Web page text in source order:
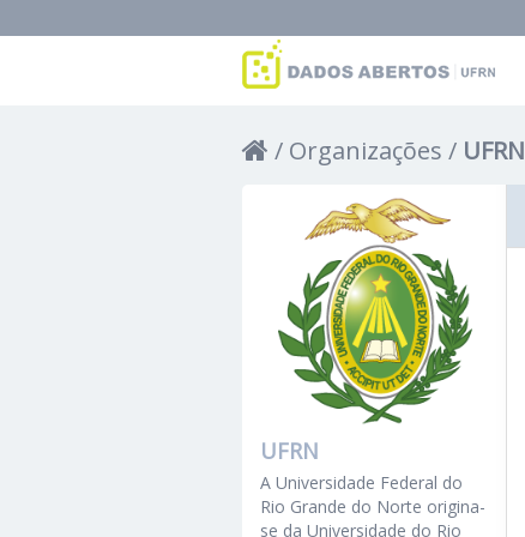
Organizações UFRN
UFRN
A Universidade Federal do
Rio Grande do Norte origina-
se da Universidade do Rio